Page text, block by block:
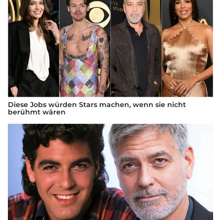
Diese Jobs würden Stars machen, wenn sie nicht
berühmt wären